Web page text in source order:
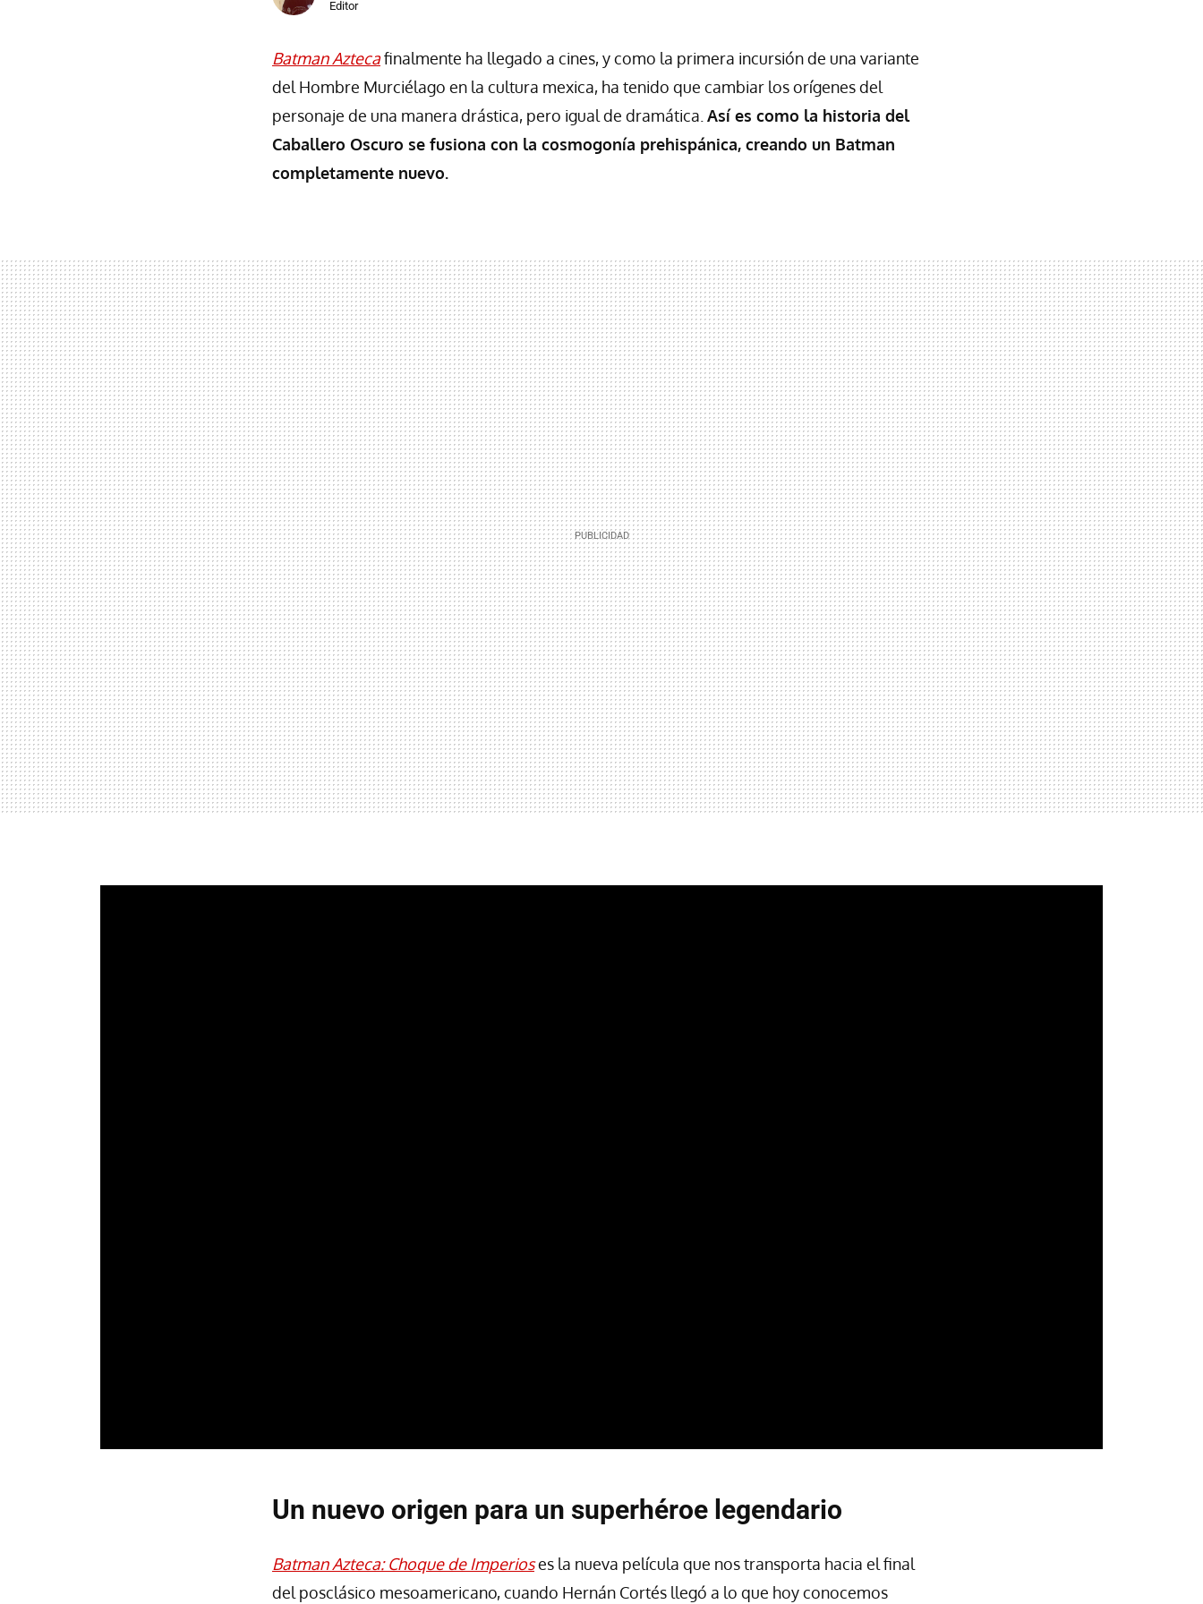
Editor
Batman Aztecafinalmente ha llegado a cines, y como la primera incursión de una variante
del Hombre Murciélago en la cultura mexica, ha tenido que cambiar los orígenes del
personaje de una manera drástica, pero igual de dramática. Así es como la historia del
Caballero Oscuro se fusiona con la cosmogonía prehispánica, creando un Batman
completamente nuevo.
Un nuevo origen para un superhéroe legendario
Batman Azteca: Choque de Imperioses la nueva película que nos transporta hacia el final
del posclásico mesoamericano, cuando Hernán Cortés llegó a lo que hoy conocemos